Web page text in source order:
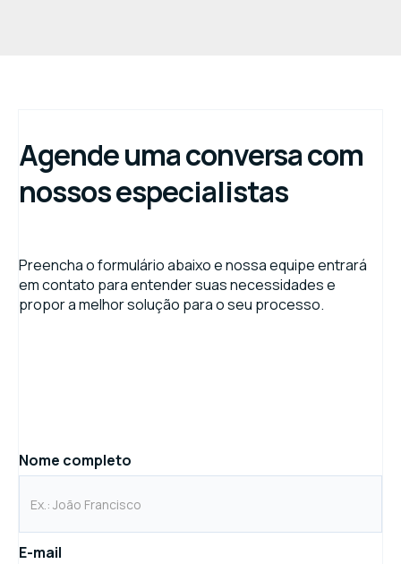
Agende uma conversa com
nossos especialistas
Preencha o formulário abaixo e nossa equipe entrará
em contato para entender suas necessidades e
propor a melhor solução para o seu processo.
Nome completo
E-mail